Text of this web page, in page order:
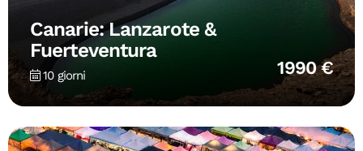
Canarie: Lanzarote &
Fuerteventura
10 giorni 1990 €